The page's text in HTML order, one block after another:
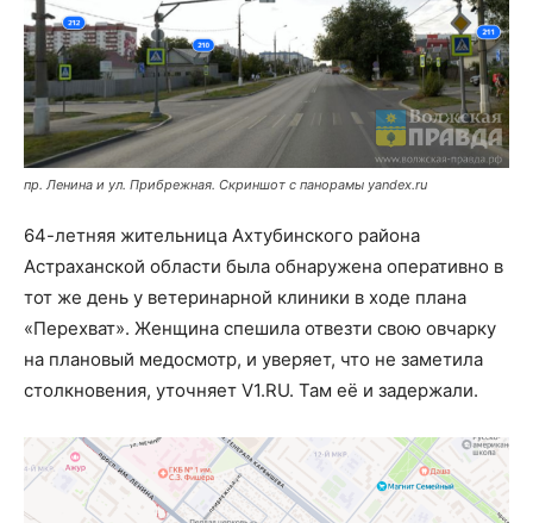
пр. Ленина и ул. Прибрежная. Скриншот с панорамы yandex.ru
64-летняя жительница Ахтубинского района
Астраханской области была обнаружена оперативно в
тот же день у ветеринарной клиники в ходе плана
«Перехват». Женщина спешила отвезти свою овчарку
на плановый медосмотр, и уверяет, что не заметила
столкновения, уточняет V1.RU. Там её и задержали.